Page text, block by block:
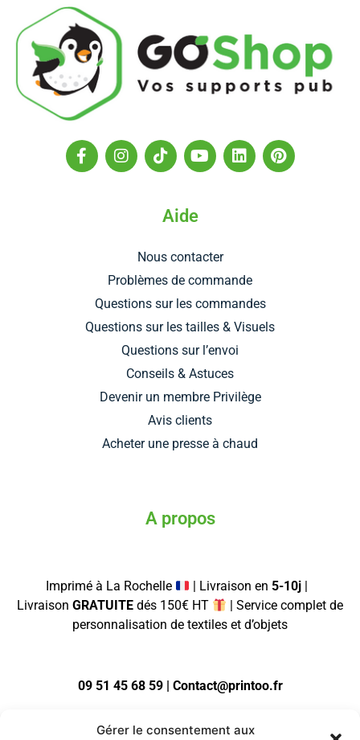
Gérer le consentement aux
F
a
I
n
m
T
i
o
k
Y
o
L
i
P
i
Aide
Nous contacter
Problèmes de commande
Questions sur les commandes
Questions sur les tailles & Visuels
Questions sur l’envoi
Conseils & Astuces
Devenir un membre Privilège
Avis clients
Acheter une presse à chaud
A propos
Imprimé à La Rochelle | Livraison en 5-10j
Livraison GRATUITE dés 150€ HT
| Service complet de
personnalisation de textiles et d’objets
09 51 45 68 59 | Contact@printoo.fr